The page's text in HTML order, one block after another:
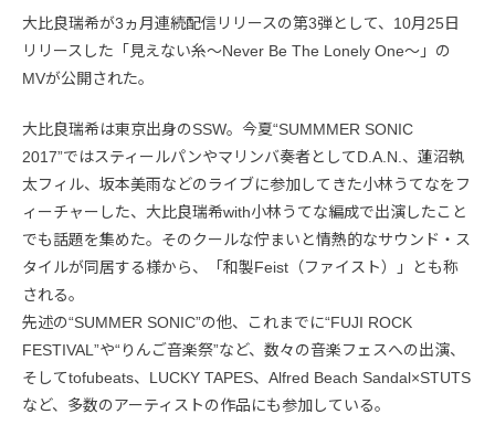
大比良瑞希が3ヵ月連続配信リリースの第3弾として、10月25日
リリースした「見えない糸～Never Be The Lonely One～」の
MVが公開された。
大比良瑞希は東京出身のSSW。今夏“SUMMMER SONIC
2017”ではスティールパンやマリンバ奏者としてD.A.N.、蓮沼執
太フィル、坂本美雨などのライブに参加してきた小林うてなをフ
ィーチャーした、大比良瑞希with小林うてな編成で出演したこと
でも話題を集めた。そのクールな佇まいと情熱的なサウンド・ス
タイルが同居する様から、「和製Feist（ファイスト）」とも称
される。
先述の“SUMMER SONIC”の他、これまでに“FUJI ROCK
FESTIVAL”や“りんご音楽祭”など、数々の音楽フェスへの出演、
そしてtofubeats、LUCKY TAPES、Alfred Beach Sandal×STUTS
など、多数のアーティストの作品にも参加している。